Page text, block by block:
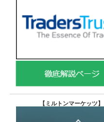
【 ミルトンマーケッツ】